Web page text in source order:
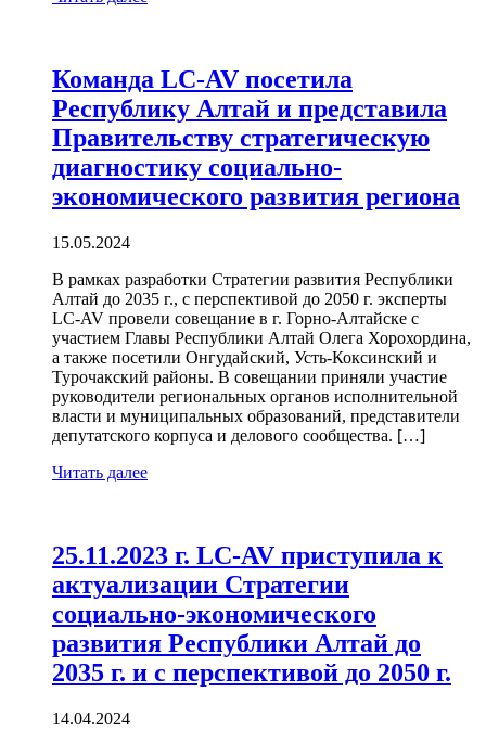
Команда LC-AV посетила
Республику Алтай и представила
Правительству стратегическую
диагностику социально-
экономического развития региона
15.05.2024
В рамках разработки Стратегии развития Республики
Алтай до 2035 г., с перспективой до 2050 г. эксперты
LC-AV провели совещание в г. Горно-Алтайске с
участием Главы Республики Алтай Олега Хорохордина,
а также посетили Онгудайский, Усть-Коксинский и
Турочакский районы. В совещании приняли участие
руководители региональных органов исполнительной
власти и муниципальных образований, представители
депутатского корпуса и делового сообщества. […]
Читать далее
25.11.2023 г. LC-AV приступила к
актуализации Стратегии
социально-экономического
развития Республики Алтай до
2035 г. и с перспективой до 2050 г.
14.04.2024